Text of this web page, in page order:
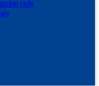
rady